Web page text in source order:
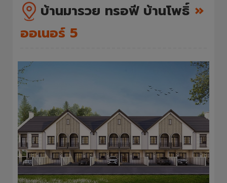
บ้านมารวย ทรอฟี บ้านโพธิ์ »
ออเนอร์ 5